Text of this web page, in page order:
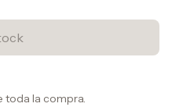
toda la compra.